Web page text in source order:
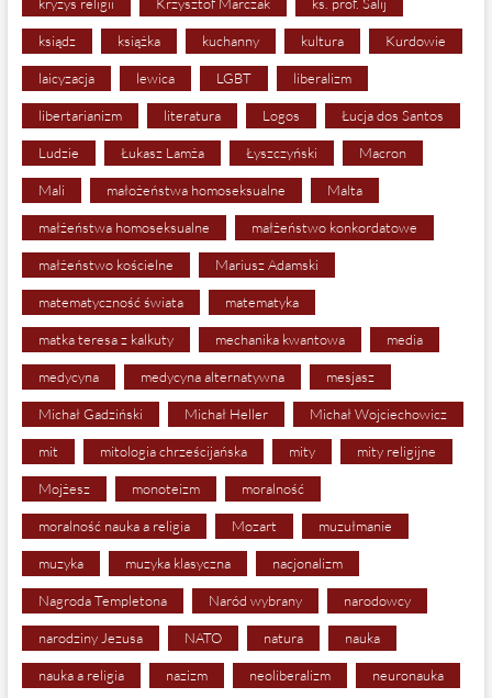
kryzys religii Krzysztof Marczak ks. prof. Salij
ksiądz książka kuchanny kultura Kurdowie
laicyzacja lewica LGBT liberalizm
libertarianizm literatura Logos Łucja dos Santos
Ludzie Łukasz Lamża Łyszczyński Macron
Mali małożeństwa homoseksualne Malta
małżeństwa homoseksualne małżeństwo konkordatowe
małżeństwo kościelne Mariusz Adamski
matematyczność świata matematyka
matka teresa z kalkuty mechanika kwantowa media
medycyna medycyna alternatywna mesjasz
Michał Gadziński Michał Heller Michał Wojciechowicz
mit mitologia chrześcijańska mity mity religijne
Mojżesz monoteizm moralność
moralność nauka a religia Mozart muzułmanie
muzyka muzyka klasyczna nacjonalizm
Nagroda Templetona Naród wybrany narodowcy
narodziny Jezusa NATO natura nauka
nauka a religia nazizm neoliberalizm neuronauka